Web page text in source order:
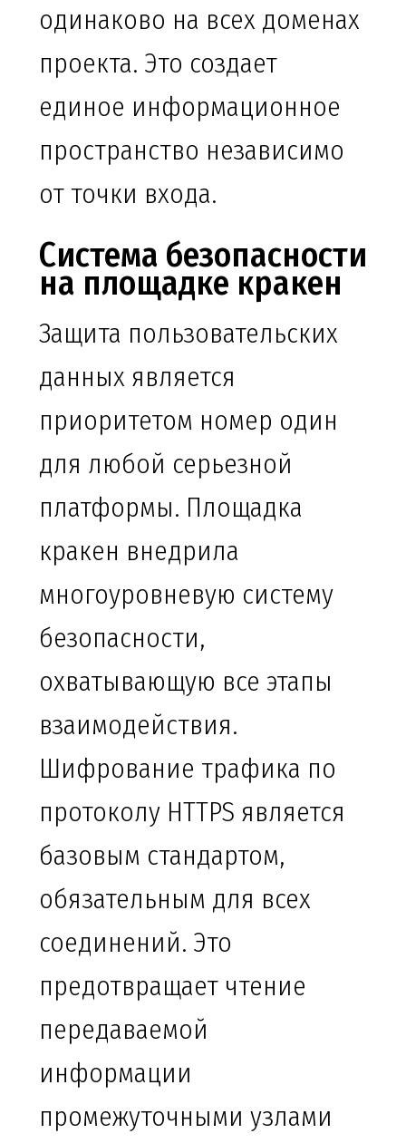
одинаково на всех доменах
проекта. Это создает
единое информационное
пространство независимо
от точки входа.
Система безопасности
на площадке кракен
Защита пользовательских
данных является
приоритетом номер один
для любой серьезной
платформы. Площадка
кракен внедрила
многоуровневую систему
безопасности,
охватывающую все этапы
взаимодействия.
Шифрование трафика по
протоколу HTTPS является
базовым стандартом,
обязательным для всех
соединений. Это
предотвращает чтение
передаваемой
информации
промежуточными узлами